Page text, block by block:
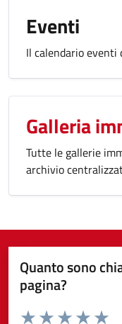
Eventi
Il calendario
Galleria
Tutte le gallerie
archivio
Quanto sono
pagina?
Valuta da 1 a 5 stelle la